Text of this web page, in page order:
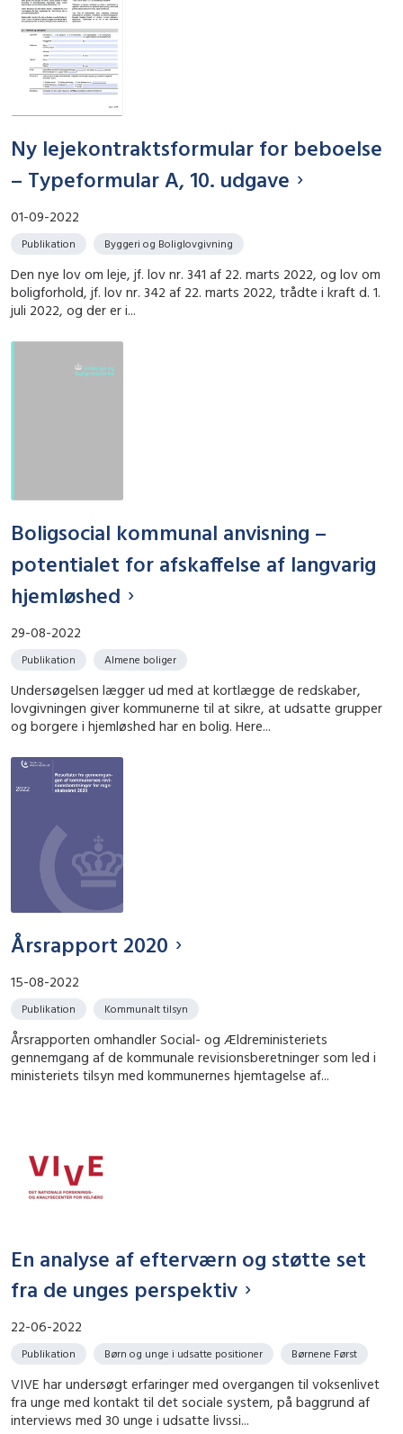
Ny lejekontraktsformular for beboelse
– Typeformular A, 10. udgave
01-09-2022
Publikation Byggeri og Boliglovgivning
Den nye lov om leje, jf. lov nr. 341 af 22. marts 2022, og lov om
boligforhold, jf. lov nr. 342 af 22. marts 2022, trådte i kraft d. 1.
juli 2022, og der er i...
Boligsocial kommunal anvisning –
potentialet for afskaffelse af langvarig
hjemløshed
29-08-2022
Publikation Almene boliger
Undersøgelsen lægger ud med at kortlægge de redskaber,
lovgivningen giver kommunerne til at sikre, at udsatte grupper
og borgere i hjemløshed har en bolig. Here...
Årsrapport 2020
15-08-2022
Publikation Kommunalt tilsyn
Årsrapporten omhandler Social- og Ældreministeriets
gennemgang af de kommunale revisionsberetninger som led i
ministeriets tilsyn med kommunernes hjemtagelse af...
En analyse af efterværn og støtte set
fra de unges perspektiv
22-06-2022
Publikation Børn og unge i udsatte positioner Børnene Først
VIVE har undersøgt erfaringer med overgangen til voksenlivet
fra unge med kontakt til det sociale system, på baggrund af
interviews med 30 unge i udsatte livssi...